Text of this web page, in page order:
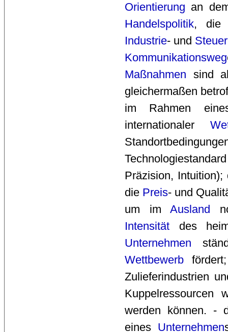
Orientierung an
Handelspolitik,
Industrie- und
Kommunikationsweg
Maßnahmen sind
gleichermaßen
im Rahmen
internationaler
Präzision,
die Preis- und
um imAusland
Intensität des
Unternehmen
Wettbewerb
Zulieferindustrien
Kuppelressourcen
werden können. -
eines Unternehmen